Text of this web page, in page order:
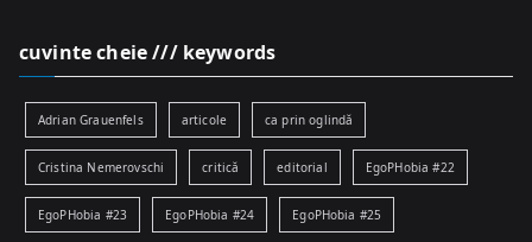
cuvinte cheie /// keywords
Adrian Grauenfels articole ca prin oglindă
Cristina Nemerovschi critică editorial EgoPHobia #22
EgoPHobia #23 EgoPHobia #24 EgoPHobia #25